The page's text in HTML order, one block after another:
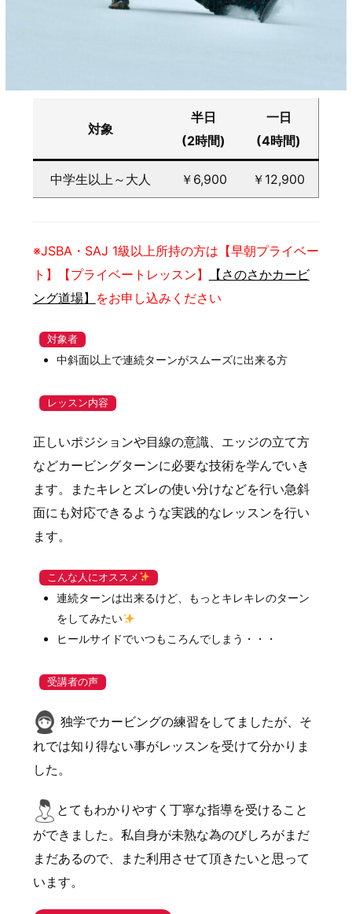
対象
半日
(2時間)
一日
(4時間)
中学生以上～大人 ￥6,900 ￥12,900
※JSBA・SAJ 1級以上所持の方は【早朝プライベー
ト】【プライベートレッスン】
【さのさかカービ
ング道場】
をお申し込みください
対象者
中斜面以上で連続ターンがスムーズに出来る方
レッスン内容
正しいポジションや目線の意識、エッジの立て方
などカービングターンに必要な技術を学んでいき
ます。またキレとズレの使い分けなどを行い急斜
面にも対応できるような実践的なレッスンを行い
ます。
こんな人にオススメ
連続ターンは出来るけど、もっとキレキレのターン
をしてみたい
ヒールサイドでいつもころんでしまう・・・
受講者の声
独学でカービングの練習をしてましたが、そ
れでは知り得ない事がレッスンを受けて分かりま
した。
とてもわかりやすく丁寧な指導を受けること
ができました。私自身が未熟な為のびしろがまだ
まだあるので、また利用させて頂きたいと思って
います。